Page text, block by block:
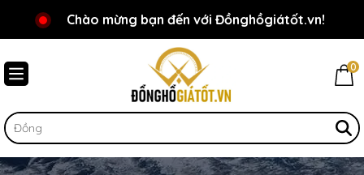
Chào mừng bạn đến với Đồnghồgiátốt.vn!
0